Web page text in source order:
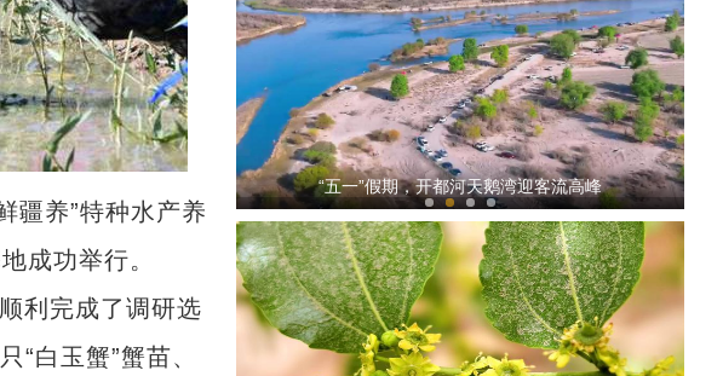
养”特种水产养
成功举行。
利完成了调研选
白玉蟹”蟹苗、
“五一”假期，开都河天鹅湾迎客流高峰